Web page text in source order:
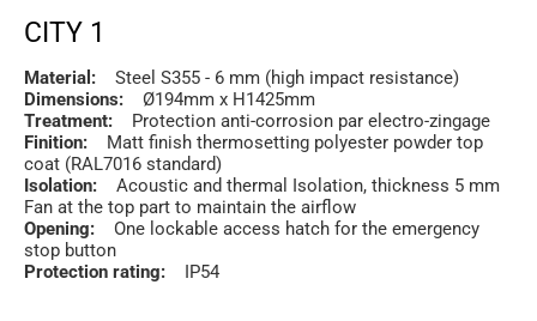
CITY 1
Material:
Steel S355 - 6 mm (high impact resistance)
Dimensions: Ø194mm x H1425mm
Treatment:
Protection anti-corrosion par electro-zingage
Finition:
Matt finish thermosetting polyester powder top
coat (RAL7016 standard)
Isolation:
Acoustic and thermal Isolation, thickness 5 mm
Fan at the top part to maintain the airflow
Opening: One lockable access hatch for the emergency
stop button
Protection rating:
IP54